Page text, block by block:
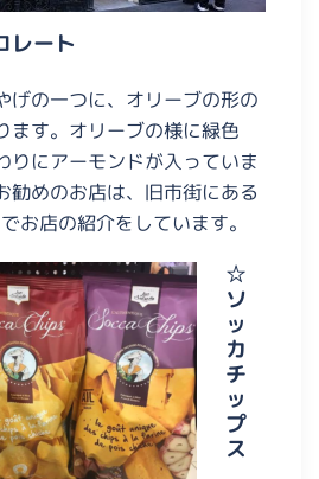
レート
げの一つに、オリーブの形の
ます。オリーブの様に緑色
りにアーモンドが入っていま
勧めのお店は、旧市街にある
でお店の紹介をしています。
☆
ソ
ッ
カ
チ
ッ
プ
ス